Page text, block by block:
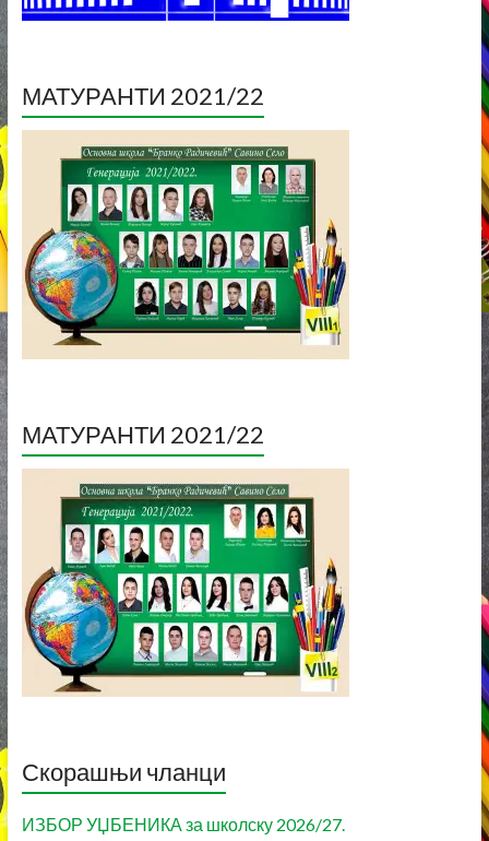
МАТУРАНТИ 2021/22
МАТУРАНТИ 2021/22
Скорашњи чланци
ИЗБОР УЏБЕНИКА за школску 2026/27.